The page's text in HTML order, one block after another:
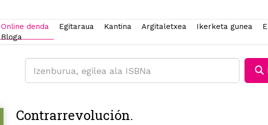
Online denda Egitaraua Kantina Argitaletxea Ikerketa gunea
Bloga
Contrarrevolución.